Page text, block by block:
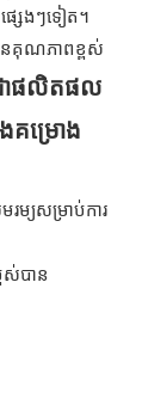
សេងៗទៀត។
ាផលិតផល
គម្រោង
រម្យសម្រាប់ការ